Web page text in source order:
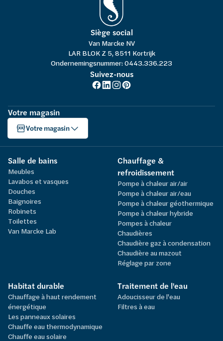
Siège social
Van Marcke NV
LAR BLOK Z 5, 8511 Kortrijk
Ondernemingsnummer: 0443.336.223
Suivez-nous
Votre magasin
Votre magasin
Salle de bains
Meubles
Lavabos et vasques
Douches
Baignoires
Robinets
Toilettes
Van Marcke Lab
Chauffage &
refroidissement
Pompe à chaleur air/air
Pompe à chaleur air/eau
Pompe à chaleur géothermique
Pompe à chaleur hybride
Pompes à chaleur
Chaudières
Chaudière gaz à condensation
Chaudière au mazout
Réglage par zone
Habitat durable
Chauffage à haut rendement
énergétique
Les panneaux solaires
Chauffe eau thermodynamique
Chauffe eau solaire
Traitement de l'eau
Adoucisseur de l'eau
Filtres à eau